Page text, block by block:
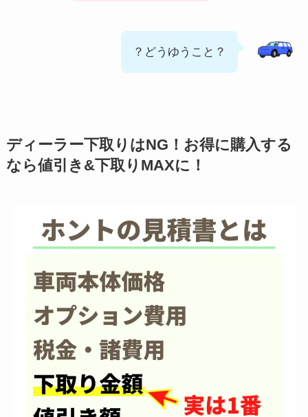
？どうゆうこと？
ディーラー下取りはNG！お得に購入する
なら値引き&下取りMAXに！